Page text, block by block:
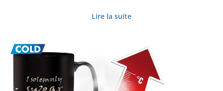
Lire la suite